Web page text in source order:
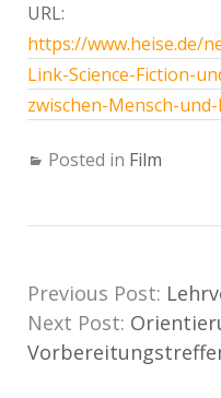
URL:
https://www.heise.de/
Link-Science-Fiction-
zwischen-Mensch-
Posted in Film
Previous Post:
Next Post: